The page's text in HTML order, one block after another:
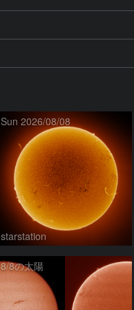
Sun 2026/08/08
starstation
8/8の太陽